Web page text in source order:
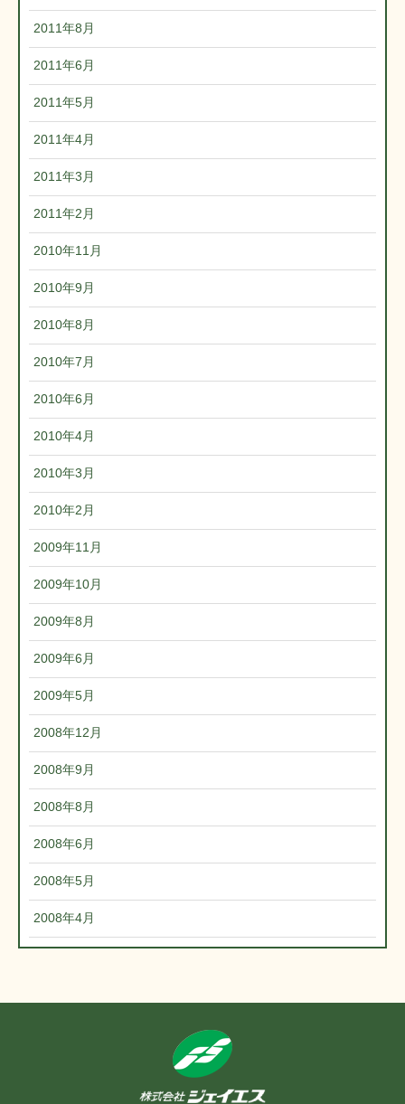
2011年8月
2011年6月
2011年5月
2011年4月
2011年3月
2011年2月
2010年11月
2010年9月
2010年8月
2010年7月
2010年6月
2010年4月
2010年3月
2010年2月
2009年11月
2009年10月
2009年8月
2009年6月
2009年5月
2008年12月
2008年9月
2008年8月
2008年6月
2008年5月
2008年4月